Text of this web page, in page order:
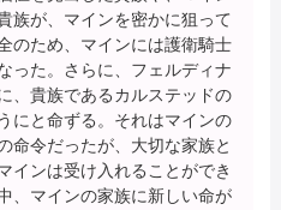
族が、マインを密かに狙って
のため、マインには護衛騎士
った。さらに、フェルディナ
、貴族であるカルステッドの
にと命ずる。それはマインの
命令だったが、大切な家族と
インは受け入れることができ
、マインの家族に新しい命が